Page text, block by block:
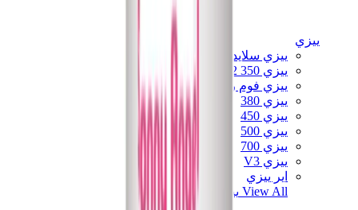
ييزي
ييزي سلايدز
ييزي 350 V2
ييزي فوم رانر
ييزي 380
ييزي 450
ييزي 500
ييزي 700
ييزي V3
اير ييزي
View All ييزي